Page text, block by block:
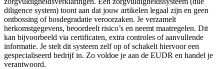
diligence system) toont aan dat jouw artikelen legaal zijn en geen
ontbossing of bosdegradatie veroorzaken. Je verzamelt
herkomstgegevens, beoordeelt risico’s en neemt maatregelen. Dit
kan bijvoorbeeld via certificaten, extra controles of aanvullende
informatie. Je stelt dit systeem zelf op of schakelt hiervoor een
gespecialiseerd bedrijf in. Zo voldoe je aan de EUDR en handel je
verantwoord.